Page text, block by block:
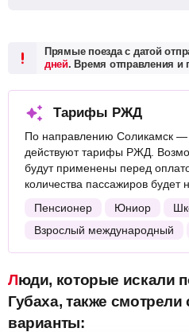
Прямые поезда с датой
дней. Время отправления и
Тарифы РЖД
По направлению Соликамск —
действуют тарифы РЖД.
будут применены перед
количества пассажиров
Пенсионер
Юниор
Взрослый международный
Люди, которые искали поезда Соликамск —
Губаха, также
варианты: